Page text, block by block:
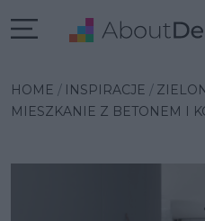
HOME INSPIRACJE
MIESZKANIE Z BETONEM I